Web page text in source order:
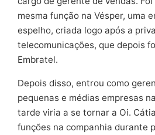
mesma função na Vésper, uma
espelho, criada logo após a
telecomunicações, que depois
Embratel.
Depois disso, entrou como
pequenas e médias empresas
tarde viria a se tornar a Oi.
funções na companhia durante